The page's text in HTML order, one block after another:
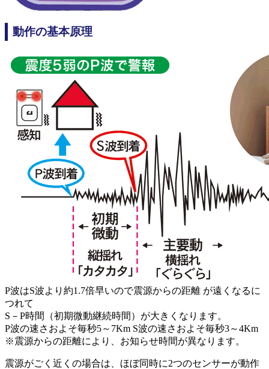
動作の基本原理
P波はS波より約1.7倍早いので震源からの距離 が遠くなるに
つれて
S－P時間（初期微動継続時間）が大きくなります。
P波の速さおよそ毎秒5～7Km S波の速さおよそ毎秒3～4Km
※震源からの距離により、お知らせ時間が異なります。
震源がごく近くの場合は、ほぼ同時に2つのセンサーが動作